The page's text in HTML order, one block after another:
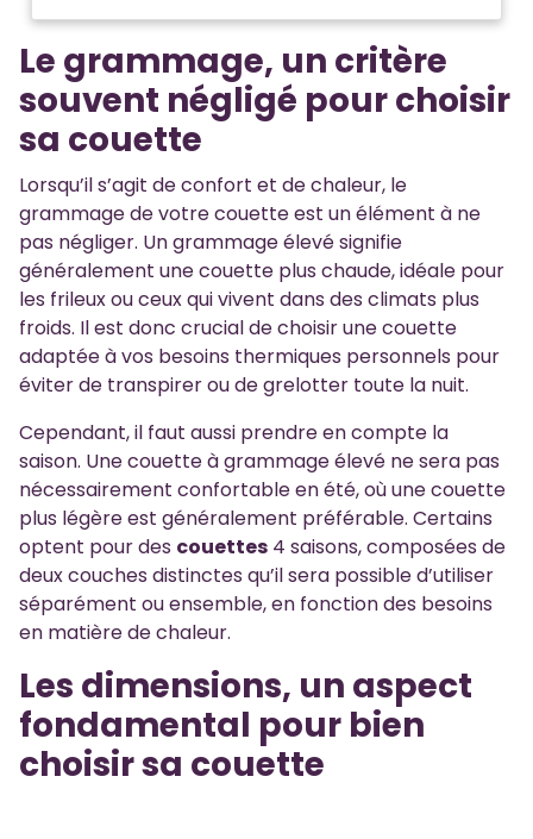
OEKO-TEX,
Le grammage, un critère
souvent négligé pour choisir
sa couette
Lorsqu’il s’agit de confort et de chaleur, le
grammage de votre couette est un élément à ne
pas négliger. Un grammage élevé signifie
généralement une couette plus chaude, idéale pour
les frileux ou ceux qui vivent dans des climats plus
froids. Il est donc crucial de choisir une couette
adaptée à vos besoins thermiques personnels pour
éviter de transpirer ou de grelotter toute la nuit.
Cependant, il faut aussi prendre en compte la
saison. Une couette à grammage élevé ne sera pas
nécessairement confortable en été, où une couette
plus légère est généralement préférable. Certains
optent pour des couettes 4 saisons, composées de
deux couches distinctes qu’il sera possible d’utiliser
séparément ou ensemble, en fonction des besoins
en matière de chaleur.
Les dimensions, un aspect
fondamental pour bien
choisir sa couette